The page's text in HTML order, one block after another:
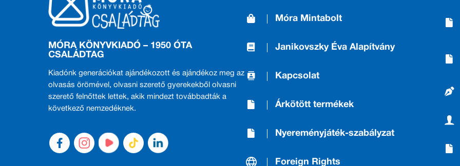
MÓRA KÖNYVKIADÓ – 1950 ÓTA
CSALÁDTAG
Kiadónk generációkat ajándékozott és ajándékoz meg az
olvasás örömével, olvasni szerető gyerekekből olvasni
szerető felnőttek lettek, akik mindezt továbbadták a
következő nemzedéknek.
Móra Mintabolt
Janikovszky Éva Alapítvány
Kapcsolat
Árkötött termékek
Nyereményjáték-szabályzat
Foreign Rights